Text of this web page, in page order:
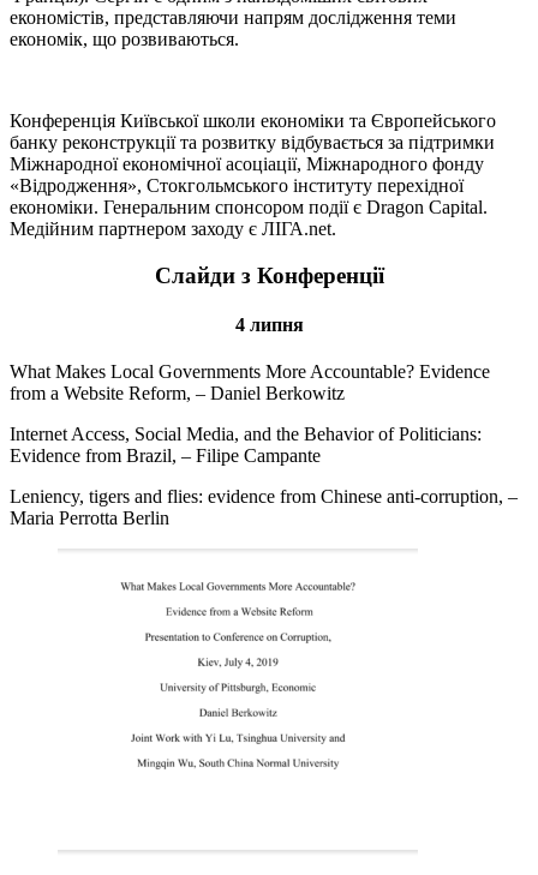
економістів, представляючи напрям дослідження теми
економік, що розвиваються.
Конференція Київської школи економіки та Європейського
банку реконструкції та розвитку відбувається за підтримки
Міжнародної економічної асоціації, Міжнародного фонду
«Відродження», Стокгольмського інституту перехідної
економіки. Генеральним спонсором події є Dragon Capital.
Медійним партнером заходу є ЛІГА.net.
Слайди з Конференції
4 липня
What Makes Local Governments More Accountable? Evidence
from a Website Reform, – Daniel Berkowitz
Internet Access, Social Media, and the Behavior of Politicians:
Evidence from Brazil, – Filipe Campante
Leniency, tigers and flies: evidence from Chinese anti-corruption, –
Maria Perrotta Berlin